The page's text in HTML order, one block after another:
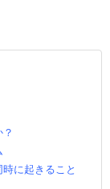
に起きること